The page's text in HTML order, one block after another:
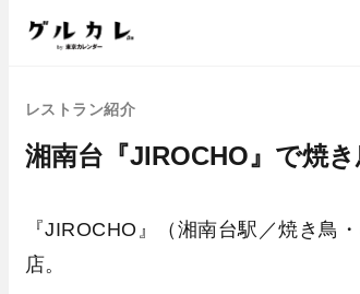
レストラン紹介
湘南台『JIROCHO』で焼
『JIROCHO』（湘南台駅／焼き鳥
店。